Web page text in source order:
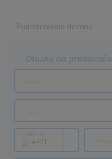
Pomenovanie dezenu
+421